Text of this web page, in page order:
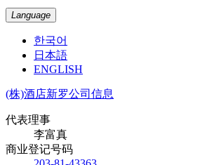
Language
한국어
日本語
ENGLISH
(株)酒店新罗公司信息
代表理事
李富真
商业登记号码